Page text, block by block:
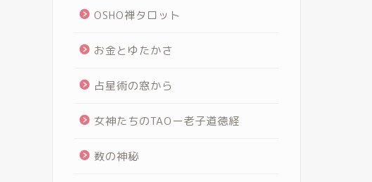
OSHO禅タロット
お金とゆたかさ
占星術の窓から
女神たちのTAOー老子道徳経
数の神秘